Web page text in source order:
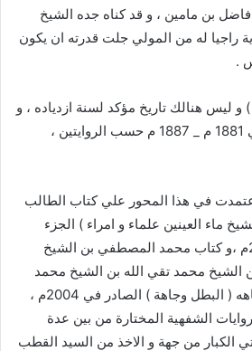
بن مامين ، و قد كناه جده الشيخ
راجيا له من المولي جلت قدرته ان يكون
.
و ليس هنالك تاريخ مؤكد لسنة ازدياده ، و
انما هي تدور ما بين سنتي 1881 م _ 1887 م حسب الروايتين ،
في هذا المحور علي كتاب الطالب
ماء العينين علماء و امراء ) الجزء
الثاني الطبعة الثانية 2011م ،و كتاب محمد المصطفي بن الشيخ
الشيخ محمد تقي الله بن الشيخ محمد
فاضل بن مامين حفيد وجاهه ( البطل وجاهة ) الصادر في 2004م ،
الشفهية المختارة من بين عدة
الكبار من جهة و الاخذ من السيد القطب